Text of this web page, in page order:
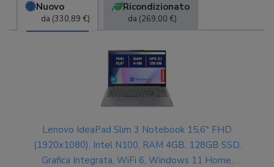
Nuovo
da (330,89 €)
Ricondizionato
da (269,00 €)
Lenovo IdeaPad Slim 3 Notebook 15,6" FHD
(1920x1080), Intel N100, RAM 4GB, 128GB SSD,
Grafica Integrata, WiFi 6, Windows 11 Home,